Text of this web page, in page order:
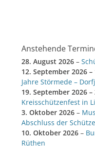
Anstehende
28. August 2026 –
12. September 2026 –
Jahre Störmede –
19. September 2026 –
Kreisschützenfest in
3. Oktober 2026 –
Abschluss der
10. Oktober 2026 –
Rüthen